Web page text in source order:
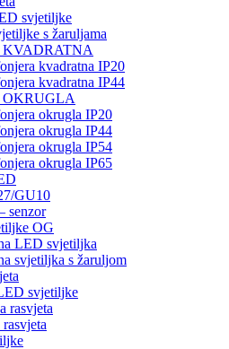
svjetiljke
s žaruljama
KVADRATNA
kvadratna IP20
kvadratna IP44
OKRUGLA
okrugla IP20
okrugla IP44
okrugla IP54
okrugla IP65
GU10
senzor
OG
LED svjetiljka
svjetiljka s žaruljom
svjetiljke
rasvjeta